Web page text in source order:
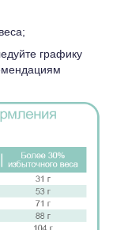
графику